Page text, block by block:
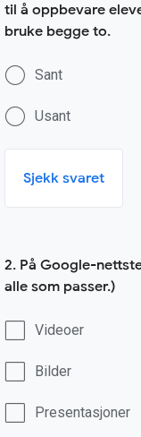
til å oppbevare
bruke begge to.
Sant
Usant
Sjekk svaret
2. På Google-
alle som passer.)
Videoer
Bilder
Presentasjoner